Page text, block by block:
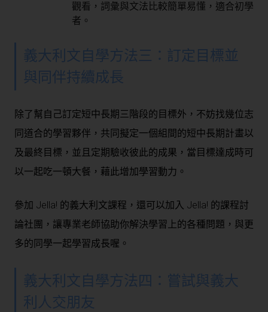
觀看，詞彙與文法比較簡單易懂，適合初學
者。
義大利文自學方法三：訂定目標並
與同伴持續成長
除了幫自己訂定短中長期三階段的目標外，不妨找幾位志
同道合的學習夥伴，共同擬定一個組間的短中長期計畫以
及最終目標，並且定期驗收彼此的成果，當目標達成時可
以一起吃一頓大餐，藉此增加學習動力。
參加 Jella! 的義大利文課程，還可以加入 Jella! 的課程討
論社團，讓專業老師協助你解決學習上的各種問題，與更
多的同學一起學習成長喔。
義大利文自學方法四：嘗試與義大
利人交朋友